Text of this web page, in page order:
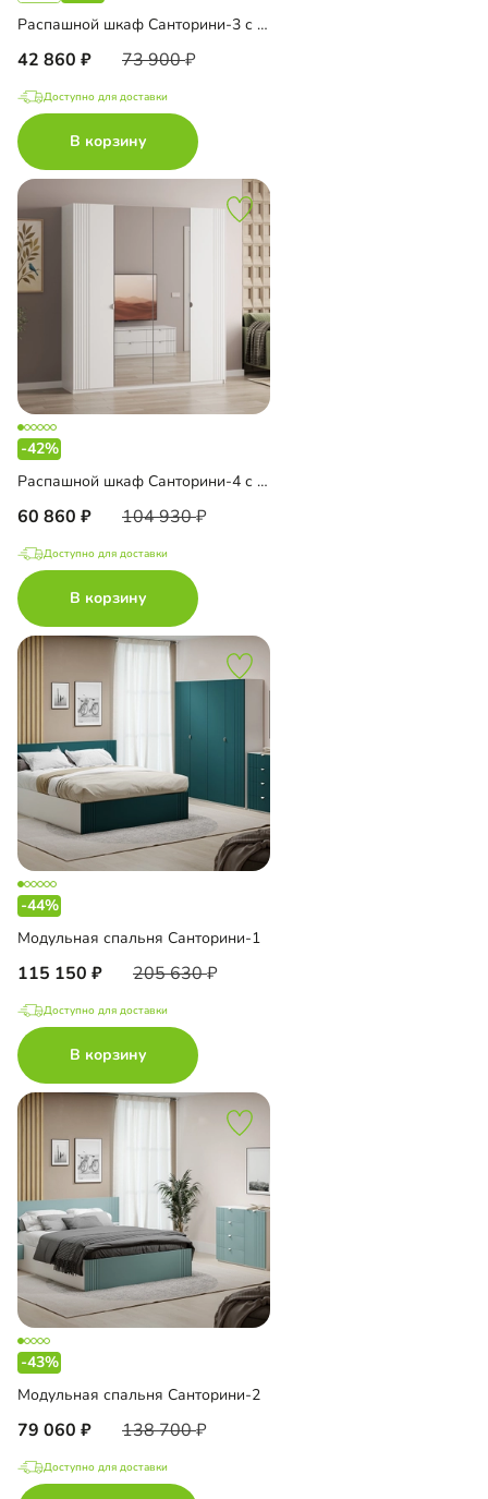
Распашной шкаф Санторини-3 с зеркалом
42 860 73 900
Доступно для доставки
В корзину
-42%
Распашной шкаф Санторини-4 с зеркалом
60 860 104 930
Доступно для доставки
В корзину
-44%
Модульная спальня Санторини-1
115 150 205 630
Доступно для доставки
В корзину
-43%
Модульная спальня Санторини-2
79 060 138 700
Доступно для доставки